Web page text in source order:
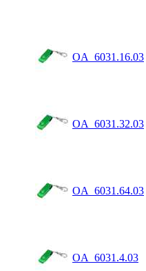
OA_6031.16.03
OA_6031.32.03
OA_6031.64.03
OA_6031.4.03